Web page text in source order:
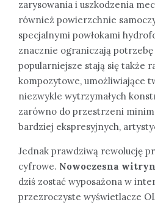
zarysowania i uszkodzenia
również powierzchnie
specjalnymi powłokami
znacznie ograniczają
popularniejsze stają się także
kompozytowe, umożliwiające
niezwykle wytrzymałych
zarówno do przestrzeni
bardziej ekspresyjnych,
Jednak prawdziwą rewolucję
cyfrowe. Nowoczesna
dziś zostać wyposażona w
przezroczyste wyświetlacze